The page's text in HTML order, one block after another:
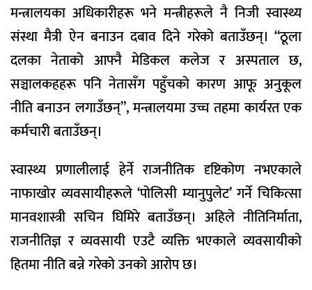
मन्त्रालयका अधिकारीहरू भने मन्त्रीहरूले नै निजी स्वास्थ्य
संस्था मैत्री ऐन बनाउन दबाव दिने गरेको बताउँछन्। “ठूला
दलका नेताको आफ्नै मेडिकल कलेज र अस्पताल छ,
सञ्चालकहहरू पनि नेतासँग पहुँचको कारण आफू अनुकूल
नीति बनाउन लगाउँछन्”, मन्त्रालयमा उच्च तहमा कार्यरत एक
कर्मचारी बताउँछन्।
स्वास्थ्य प्रणालीलाई हेर्ने राजनीतिक दृष्टिकोण नभएकाले
नाफाखोर व्यवसायीहरूले ‘पोलिसी म्यानुपुलेट’ गर्ने चिकित्सा
मानवशास्त्री सचिन घिमिरे बताउँछन्। अहिले नीतिनिर्माता,
राजनीतिज्ञ र व्यवसायी एउटै व्यक्ति भएकाले व्यवसायीको
हितमा नीति बन्ने गरेको उनको आरोप छ।